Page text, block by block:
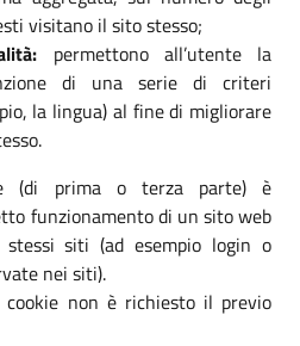
visitano il sito stesso;
permettono all’utente la
di una serie di criteri
la lingua) al fine di migliorare
(di prima o terza parte) è
funzionamento di un sito web
siti (ad esempio login o
nei siti).
cookie non è richiesto il previo